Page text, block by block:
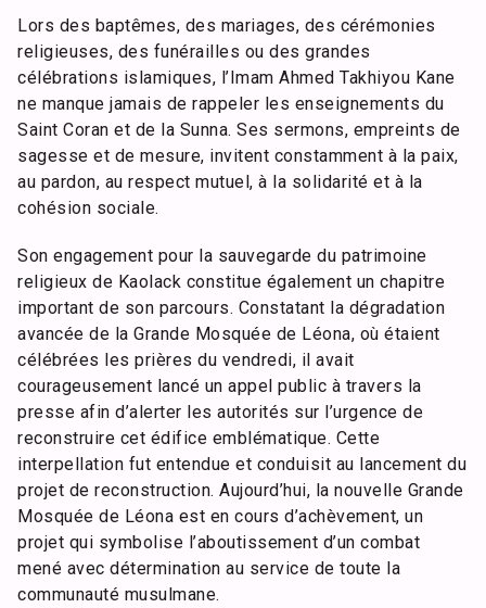
Lors des baptêmes, des mariages, des cérémonies
religieuses, des funérailles ou des grandes
célébrations islamiques, l’Imam Ahmed Takhiyou Kane
ne manque jamais de rappeler les enseignements du
Saint Coran et de la Sunna. Ses sermons, empreints de
sagesse et de mesure, invitent constamment à la paix,
au pardon, au respect mutuel, à la solidarité et à la
cohésion sociale.
Son engagement pour la sauvegarde du patrimoine
religieux de Kaolack constitue également un chapitre
important de son parcours. Constatant la dégradation
avancée de la Grande Mosquée de Léona, où étaient
célébrées les prières du vendredi, il avait
courageusement lancé un appel public à travers la
presse afin d’alerter les autorités sur l’urgence de
reconstruire cet édifice emblématique. Cette
interpellation fut entendue et conduisit au lancement du
projet de reconstruction. Aujourd’hui, la nouvelle Grande
Mosquée de Léona est en cours d’achèvement, un
projet qui symbolise l’aboutissement d’un combat
mené avec détermination au service de toute la
communauté musulmane.